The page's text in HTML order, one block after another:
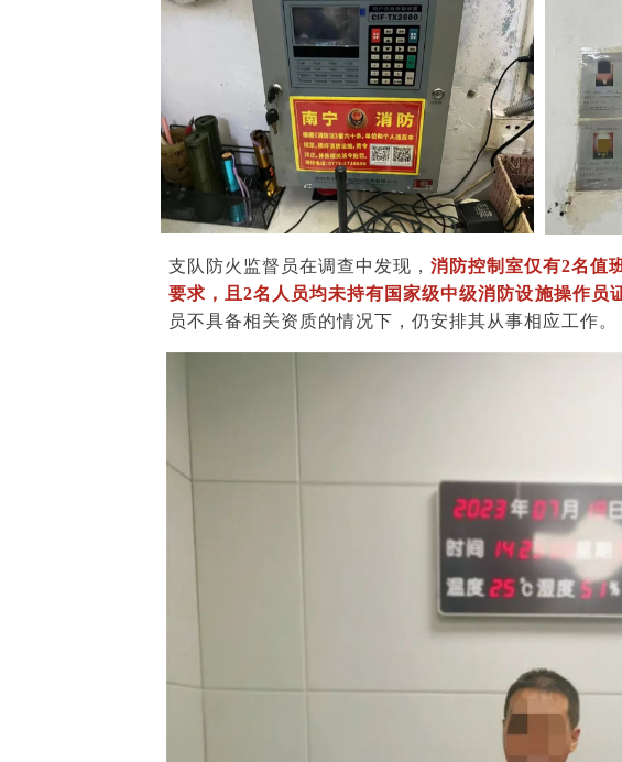
支队防火监督员在调查中发现， 消防控制室仅有2名值
要求，且2名人员均未持有国家级中级消防设施操作员
员不具备相关资质的情况下，仍安排其从事相应工作。